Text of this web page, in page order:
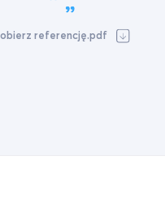
referencję.pdf